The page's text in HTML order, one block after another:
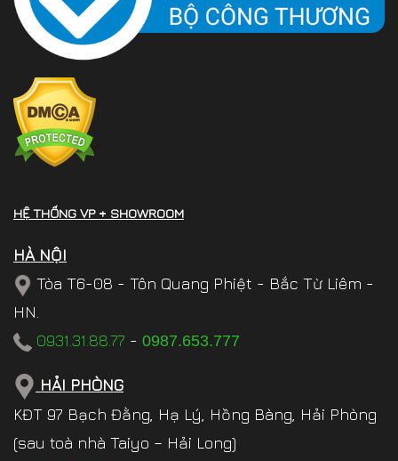
HỆ THỐNG VP + SHOWROOM
HÀ NỘI
Tòa T6-08 - Tôn Quang Phiệt - Bắc Từ Liêm -
HN.
0931.31.88.77 - 0987.653.777
HẢI PHÒNG
KĐT 97 Bạch Đằng, Hạ Lý, Hồng Bàng, Hải Phòng
(sau toà nhà Taiyo – Hải Long)